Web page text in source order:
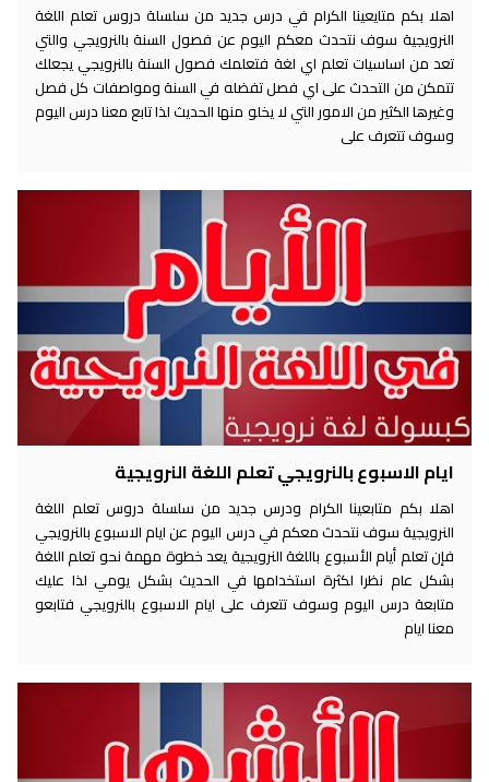
اهلا بكم متايعينا الكرام في درس جديد من سلسلة دروس تعلم اللغة
النرويجية سوف نتحدث معكم اليوم عن فصول السنة بالنرويجي والتي
تعد من اساسيات تعلم اي لغة فتعلمك فصول السنة بالنرويجي يجعلك
تتمكن من التحدث على اي فصل تفضله في السنة ومواصفات كل فصل
وغيرها الكثير من الامور التي لا يخلو منها الحديث لذا تابع معنا درس اليوم
وسوف تتعرف على
ايام الاسبوع بالنرويجي تعلم اللغة النرويجية
اهلا بكم متابعينا الكرام ودرس جديد من سلسلة دروس تعلم اللغة
النرويجية سوف نتحدث معكم في درس اليوم عن ايام الاسبوع بالنرويجي
فإن تعلم أيام الأسبوع باللغة النرويجية يعد خطوة مهمة نحو تعلم اللغة
بشكل عام نظرا لكثرة استخدامها في الحديث بشكل يومي لذا عليك
متابعة درس اليوم وسوف تتعرف على ايام الاسبوع بالنرويجي فتابعو
معنا ايام